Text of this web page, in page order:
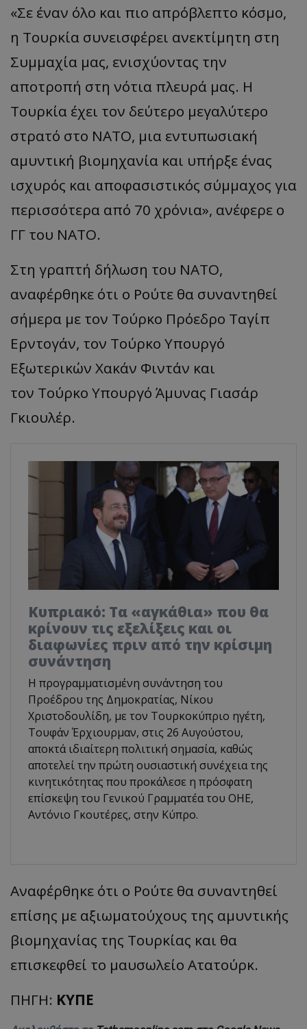
«Σε έναν όλο και πιο απρόβλεπτο κόσμο,
η Τουρκία συνεισφέρει ανεκτίμητη στη
Συμμαχία μας, ενισχύοντας την
αποτροπή στη νότια πλευρά μας. Η
Τουρκία έχει τον δεύτερο μεγαλύτερο
στρατό στο ΝΑΤΟ, μια εντυπωσιακή
αμυντική βιομηχανία και υπήρξε ένας
ισχυρός και αποφασιστικός σύμμαχος για
περισσότερα από 70 χρόνια», ανέφερε ο
ΓΓ του ΝΑΤΟ.
Στη γραπτή δήλωση του ΝΑΤΟ,
αναφέρθηκε ότι ο Ρούτε θα συναντηθεί
σήμερα με τον Τούρκο Πρόεδρο Ταγίπ
Ερντογάν, τον Τούρκο Υπουργό
Εξωτερικών Χακάν Φιντάν και
τον Τούρκο Υπουργό Άμυνας Γιασάρ
Γκιουλέρ.
Κυπριακό: Τα «αγκάθια» που θα
κρίνουν τις εξελίξεις και οι
διαφωνίες πριν από την κρίσιμη
συνάντηση
Η προγραμματισμένη συνάντηση του
Προέδρου της Δημοκρατίας, Νίκου
Χριστοδουλίδη, με τον Τουρκοκύπριο ηγέτη,
Τουφάν Έρχιουρμαν, στις 26 Αυγούστου,
αποκτά ιδιαίτερη πολιτική σημασία, καθώς
αποτελεί την πρώτη ουσιαστική συνέχεια της
κινητικότητας που προκάλεσε η πρόσφατη
επίσκεψη του Γενικού Γραμματέα του ΟΗΕ,
Αντόνιο Γκουτέρες, στην Κύπρο.
Αναφέρθηκε ότι ο Ρούτε θα συναντηθεί
επίσης με αξιωματούχους της αμυντικής
βιομηχανίας της Τουρκίας και θα
επισκεφθεί το μαυσωλείο Ατατούρκ.
ΠΗΓΗ: ΚΥΠΕ